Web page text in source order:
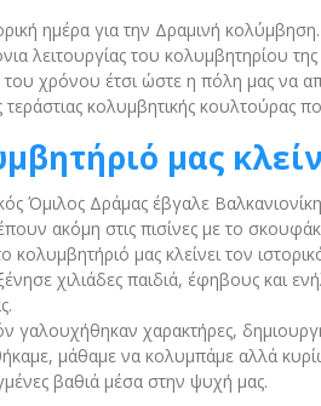
ημέρα για την Δραμινή κολύμβηση.
λειτουργίας του κολυμβητηρίου
χρόνου έτσι ώστε η πόλη μας να
τεράστιας κολυμβητικής κουλτούρας
μας
Όμιλος Δράμας έβγαλε
ακόμη στις πισίνες με το
μας κλείνει τον
χιλιάδες παιδιά, έφηβους και
χαρακτήρες,
μάθαμε να κολυμπάμε αλλά
βαθιά μέσα στην ψυχή μας.